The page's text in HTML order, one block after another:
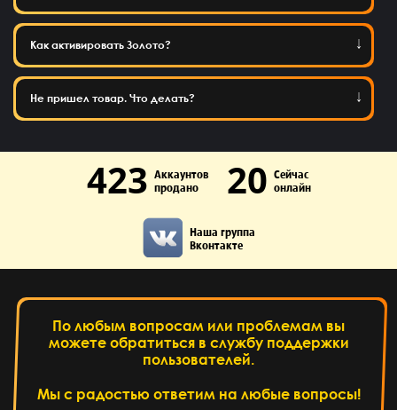
Как активировать Золото?
Не пришел товар. Что делать?
423 Аккаунтов
продано
20 Сейчас
онлайн
Наша группа
Вконтакте
По любым вопросам или проблемам вы
можете обратиться в службу поддержки
пользователей.
Мы с радостью ответим на любые вопросы!